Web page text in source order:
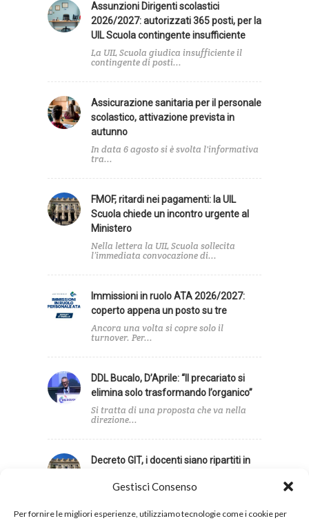
Gestisci Consenso
Per fornire le migliori esperienze, utilizziamo tecnologie come i cookie per
Assunzioni Dirigenti scolastici
2026/2027: autorizzati 365 posti, per la
UIL Scuola contingente insufficiente
La UIL Scuola giudica insufficiente il
contingente di posti...
Assicurazione sanitaria per il personale
scolastico, attivazione prevista in
autunno
In data 6 agosto si è svolta l'informativa
tra...
FMOF, ritardi nei pagamenti: la UIL
Scuola chiede un incontro urgente al
Ministero
Nella lettera la UIL Scuola sollecita
l’immediata convocazione di...
Immissioni in ruolo ATA 2026/2027:
coperto appena un posto su tre
Ancora una volta si copre solo il
turnover. Per...
DDL Bucalo, D’Aprile: “Il precariato si
elimina solo trasformando l’organico”
Si tratta di una proposta che va nella
direzione...
Decreto GIT, i docenti siano ripartiti in
Infine, la UIL Scuola ha sollecitato una